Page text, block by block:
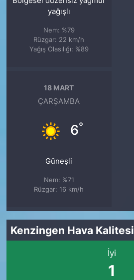
yağışlı
Nem: %79
Rüzgar: 22 km/h
Yağış Olasılığı: %89
18 MART
ÇARŞAMBA
6°
Güneşli
Nem: %71
Rüzgar: 16 km/h
Kenzingen Hava Kalitesi
İyi
1